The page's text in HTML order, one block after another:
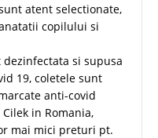
atent selectionate,
copilului si
si supusa
19, coletele sunt
anti-covid
in Romania,
mai mici preturi pt.